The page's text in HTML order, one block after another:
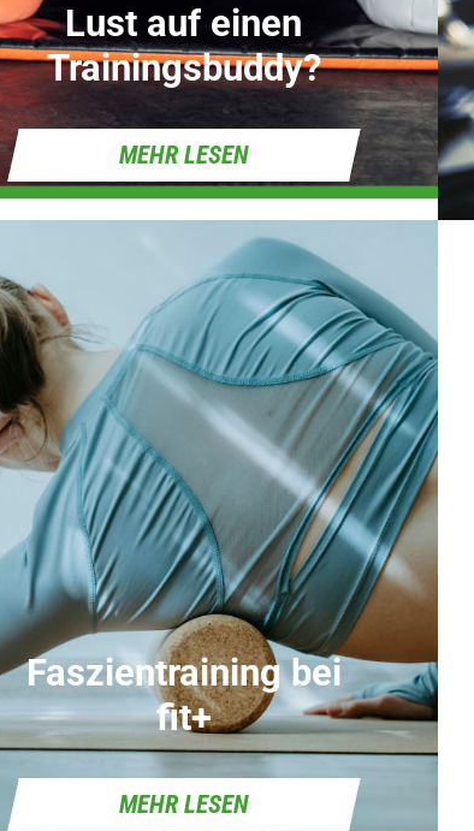
Lust auf einen
Trainingsbuddy?
MEHR LESEN
Faszientraining bei
fit+
MEHR LESEN